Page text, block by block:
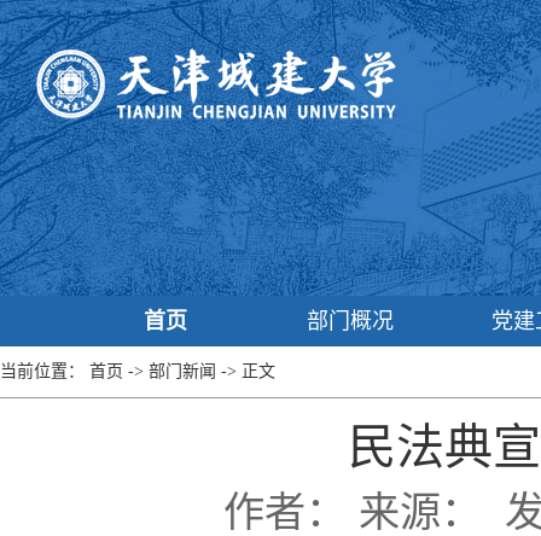
首页 部门概况 党建
当前位置： 首页 -> 部门新闻 -> 正文
民法典
作者： 来源：